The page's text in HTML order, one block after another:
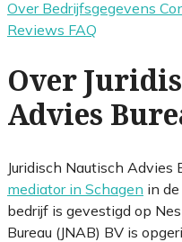
Over Bedrijfsgegevens
Reviews FAQ
Over
Advies
Juridisch Nautisch Advies
mediator in Schagen in
bedrijf is gevestigd op
Bureau (JNAB) BV is